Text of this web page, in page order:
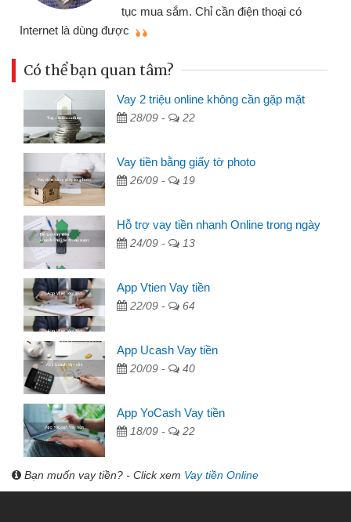
đã giải quyết được công việc của
Có thể bạn quan tâm?
Vay 2 triệu online không cần gặp mặt
28/09 - 22
Vay tiền bằng giấy tờ photo
26/09 - 19
Hỗ trợ vay tiền nhanh Online trong ngày
24/09 - 13
App Vtien Vay tiền
22/09 - 64
App Ucash Vay tiền
20/09 - 40
App YoCash Vay tiền
18/09 - 22
Bạn muốn vay tiền? - Click xem Vay tiền Online